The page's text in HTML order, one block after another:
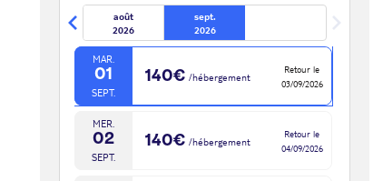
août
2026
sept.
2026
sept. 2026
MAR.
01
SEPT.
140€ /hébergement
Retour le
03/09/2026
MER.
02
SEPT.
140€ /hébergement
Retour le
04/09/2026